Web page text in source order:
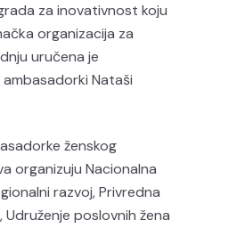
za inovativnost koju
organizacija za
uručena je
Nataši
ženskog
organizuju Nacionalna
razvoj, Privredna
Udruženje poslovnih žena